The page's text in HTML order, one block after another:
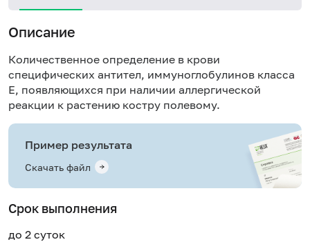
Описание
Количественное определение в крови
специфических антител, иммуноглобулинов класса
E, появляющихся при наличии аллергической
реакции к растению костру полевому.
Пример результата
Скачать файл
Срок выполнения
до 2 суток